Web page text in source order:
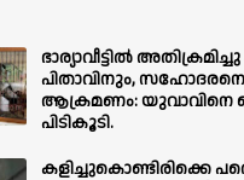
ഭാര്യാവീട്ടിൽ
പിതാവിനും,
ആക്രമണം: യുവാവിനെ
പിടികൂടി.